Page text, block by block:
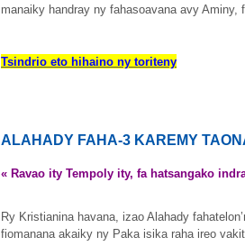
manaiky handray ny fahasoavana avy
Tsindrio eto hihaino ny toriteny
ALAHADY FAHA-3 KAREMY
« Ravao ity Tempoly ity, fa hatsangako
Ry Kristianina havana, izao Alahady
fiomanana akaiky ny Paka isika raha ireo